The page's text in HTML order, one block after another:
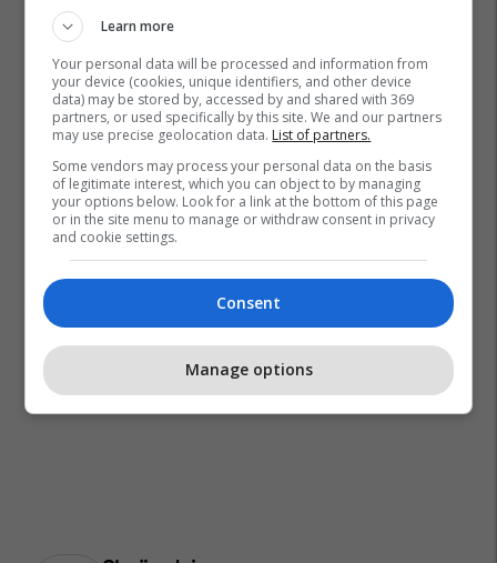
Learn more
Your personal data will be processed and information from
your device (cookies, unique identifiers, and other device
data) may be stored by, accessed by and shared with 369
partners, or used specifically by this site. We and our partners
may use precise geolocation data. List of partners.
Some vendors may process your personal data on the basis
of legitimate interest, which you can object to by managing
your options below. Look for a link at the bottom of this page
or in the site menu to manage or withdraw consent in privacy
and cookie settings.
Consent
Manage options